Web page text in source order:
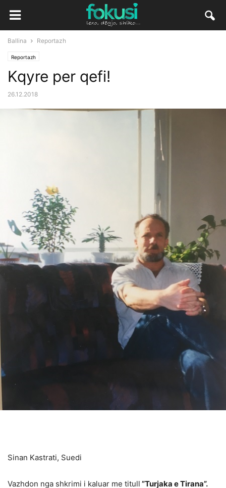
Ballina Reportazh
Reportazh
Kqyre per qefi!
26.12.2018
Sinan Kastrati, Suedi
Vazhdon nga shkrimi i kaluar me titull ”Turjaka e Tirana”.